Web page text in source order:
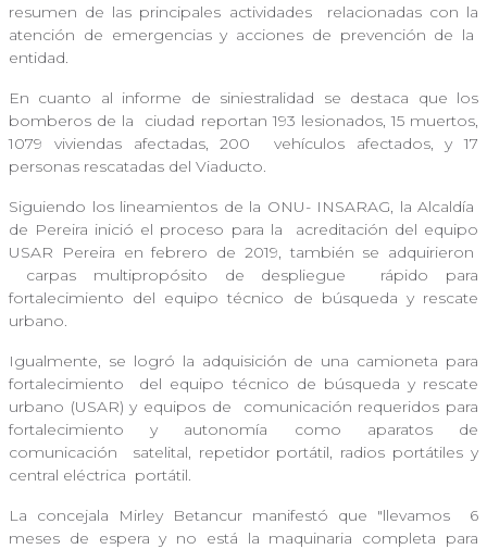
resumen de las principales actividades
relacionadas con la
atención de emergencias y acciones de prevención de la
entidad.
En cuanto al informe de siniestralidad se destaca que los
bomberos de la
ciudad reportan 193 lesionados, 15 muertos,
1079 viviendas afectadas, 200
vehículos afectados, y 17
personas rescatadas del Viaducto.
Siguiendo los lineamientos de la ONU- INSARAG, la Alcaldía
de Pereira inició el proceso para la
acreditación del equipo
USAR Pereira en febrero de 2019, también se adquirieron
carpas multipropósito de despliegue
rápido para
fortalecimiento del equipo técnico de búsqueda y rescate
urbano.
Igualmente, se logró la adquisición de una camioneta para
fortalecimiento
del equipo técnico de búsqueda y rescate
urbano (USAR) y equipos de
comunicación requeridos para
fortalecimiento y autonomía como aparatos de
comunicación
satelital, repetidor portátil, radios portátiles y
central eléctrica portátil.
La concejala Mirley Betancur manifestó que "llevamos
6
meses de espera y no está la maquinaria completa para